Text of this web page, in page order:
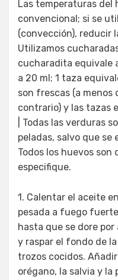
Las temperaturas del
convencional; si se
(convección), reducir
Utilizamos
cucharadita equivale
a 20 ml; 1 taza
son frescas (a menos
contrario) y las tazas
| Todas las verduras
peladas, salvo que se
Todos los huevos son
especifique.
1. Calentar el aceite
pesada a fuego
hasta que se dore
y raspar el fondo de
trozos cocidos.
orégano, la salvia y la